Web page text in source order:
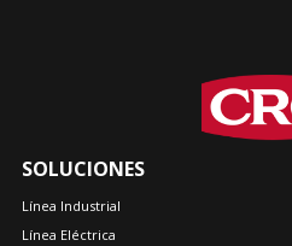
SOLUCIONES
Línea Industrial
Línea Eléctrica